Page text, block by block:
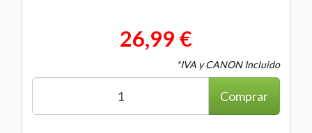
26,99 €
*IVA y CANON Incluido
Comprar